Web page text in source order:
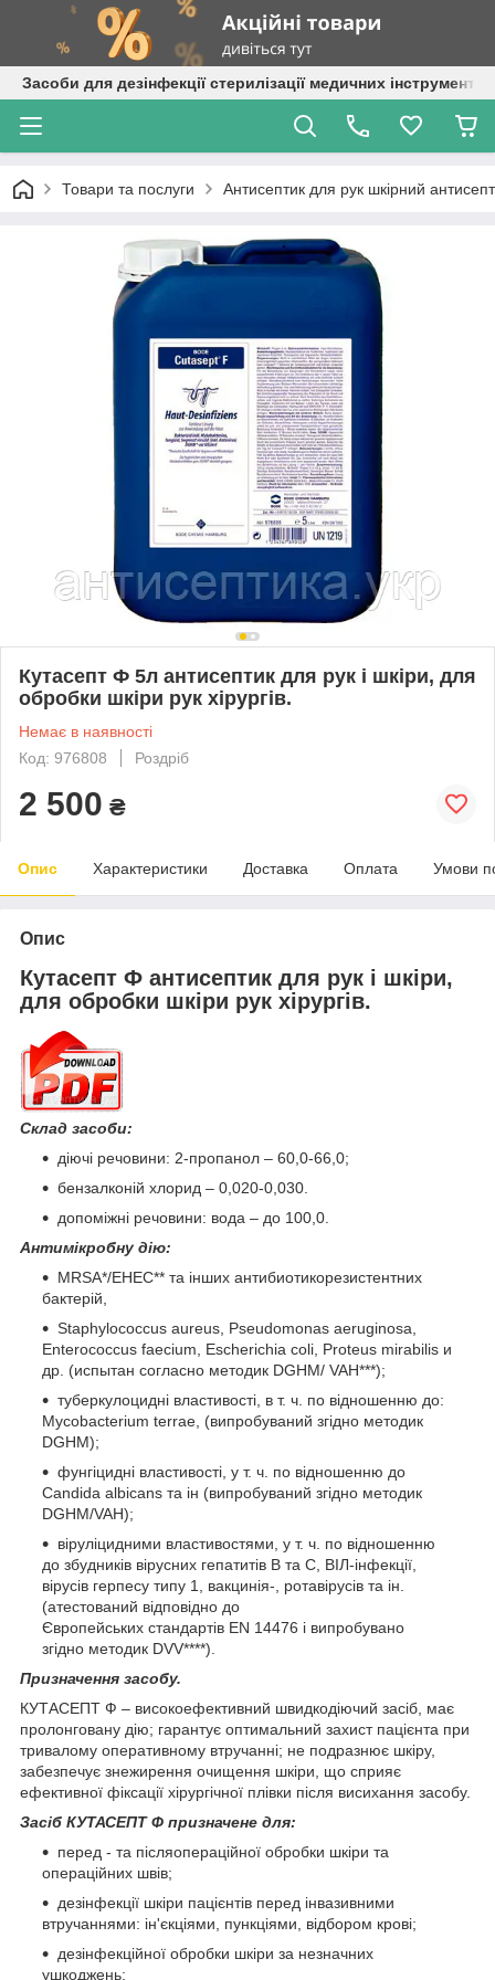
Засоби для дезінфекції стерилізації медичних
Товари та послуги Антисептик для рук шкірний
Кутасепт Ф 5л антисептик для рук і шкіри, для
обробки шкіри рук хірургів.
Немає в наявності
Код: 976808
Роздріб
2 500 ₴
Опис Характеристики Доставка Оплата Умови
Опис
Кутасепт Ф антисептик для рук і шкіри,
для обробки шкіри рук хірургів.
Склад засоби:
діючі речовини: 2-пропанол – 60,0-66,0;
бензалконій хлорид – 0,020-0,030.
допоміжні речовини: вода – до 100,0.
Антимікробну дію:
MRSA*/EHEC** та інших антибиотикорезистентних
бактерій,
Staphylococcus aureus, Pseudomonas aeruginosa,
Enterococcus faecium, Escherichia coli, Proteus mirabilis и
др. (испытан согласно методик DGHM/ VAН***);
туберкулоцидні властивості, в т. ч. по відношенню до:
Mycobactеrium terrae, (випробуваний згідно методик
DGHM);
фунгіцидні властивості, у т. ч. по відношенню до
Candida albicans та ін (випробуваний згідно методик
DGHM/VAН);
віруліцидними властивостями, у т. ч. по відношенню
до збудників вірусних гепатитів В та С, ВІЛ-інфекції,
вірусів герпесу типу 1, вакцинія-, ротавірусів та ін.
(атестований відповідно до
Європейських стандартів EN 14476 і випробувано
згідно методик DVV****).
Призначення засобу.
КУТАСЕПТ Ф – високоефективний швидкодіючий засіб, має
пролонговану дію; гарантує оптимальний захист пацієнта при
тривалому оперативному втручанні; не подразнює шкіру,
забезпечує знежирення очищення шкіри, що сприяє
ефективної фіксації хірургічної плівки після висихання засобу.
Засіб КУТАСЕПТ Ф призначене для:
перед - та післяопераційної обробки шкіри та
операційних швів;
дезінфекції шкіри пацієнтів перед інвазивними
втручаннями: ін'єкціями, пункціями, відбором крові;
дезінфекційної обробки шкіри за незначних
ушкоджень;